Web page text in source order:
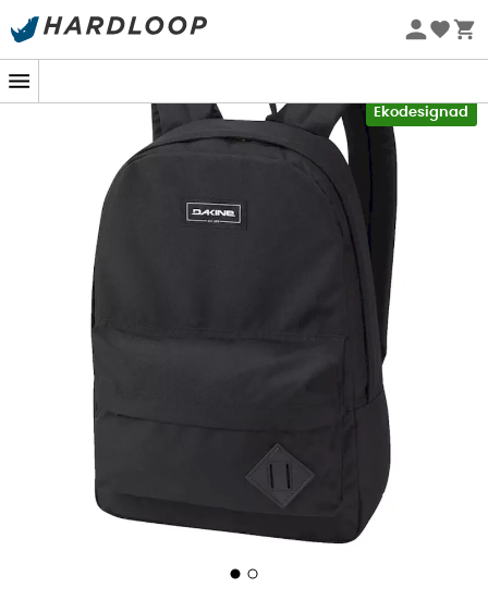
Sommarerbjudanden 🔥 -5 % EXTRA vid köp av 2 produkter*
Ekodesignad